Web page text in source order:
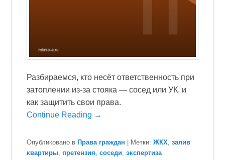
Разбираемся, кто несёт ответственность при
затоплении из-за стояка — сосед или УК, и
как защитить свои права.
Continue Reading →
Опубликовано в Права граждан Метки: ЖКХ,залив
квартиры, претензия,соседи,экспертиза